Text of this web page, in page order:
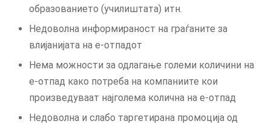
образованието (училиштата) итн.
Недоволна информираност на граѓаните за
влијанијата на е-отпадот
Нема можности за одлагање големи количини на
е-отпад како потреба на компаниите кои
произведуваат најголема колична на е-отпад
Недоволна и слабо таргетирана промоција од